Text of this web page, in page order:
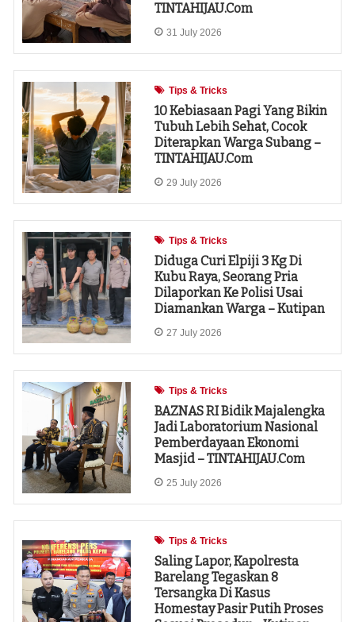
TINTAHIJAU.com
31 July 2026
Tips & Tricks
10 Kebiasaan Pagi Yang Bikin
Tubuh Lebih Sehat, Cocok
Diterapkan Warga Subang –
TINTAHIJAU.com
29 July 2026
Tips & Tricks
Diduga Curi Elpiji 3 Kg Di
Kubu Raya, Seorang Pria
Dilaporkan Ke Polisi Usai
Diamankan Warga – Kutipan
27 July 2026
Tips & Tricks
‎BAZNAS RI Bidik Majalengka
Jadi Laboratorium Nasional
Pemberdayaan Ekonomi
Masjid – TINTAHIJAU.com
25 July 2026
Tips & Tricks
Saling Lapor, Kapolresta
Barelang Tegaskan 8
Tersangka Di Kasus
Homestay Pasir Putih Proses